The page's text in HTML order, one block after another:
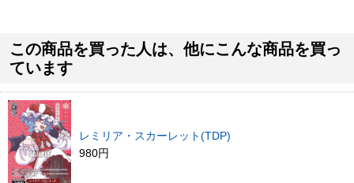
この商品を買った人は、他にこんな商品を買っ
ています
レミリア・スカーレット(TDP)
980円